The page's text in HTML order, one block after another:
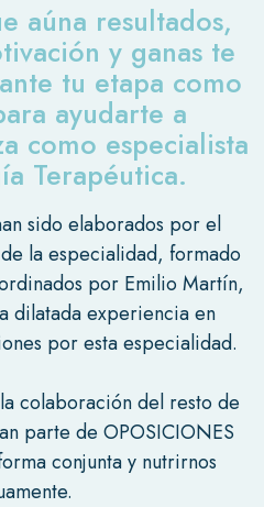
aúna resultados,
y ganas te
tu etapa como
ayudarte a
como especialista
Terapéutica.
sido elaborados por el
la especialidad, formado
por Emilio Martín,
dilatada experiencia en
por esta especialidad.
colaboración del resto de
parte de OPOSICIONES
conjunta y nutrirnos